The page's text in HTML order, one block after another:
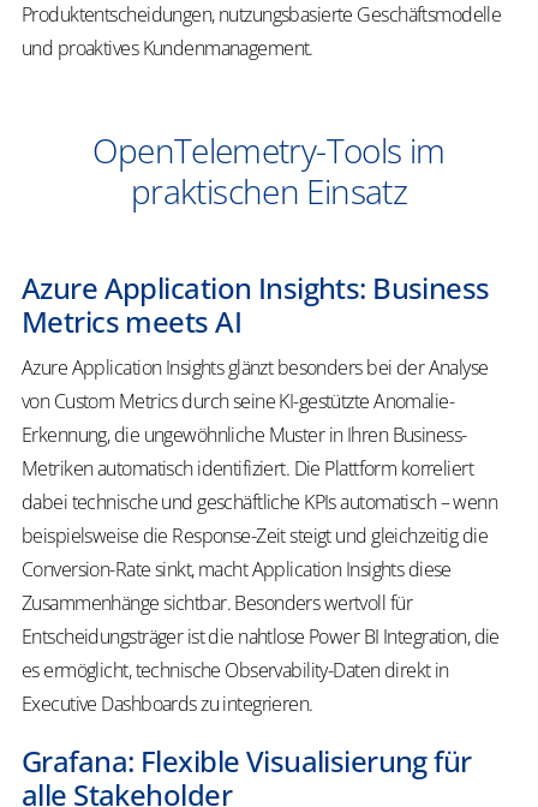
Produktentscheidungen, nutzungsbasierte Geschäftsmodelle
und proaktives Kundenmanagement.
OpenTelemetry-Tools im
praktischen Einsatz
Azure Application Insights: Business
Metrics meets AI
Azure Application Insights glänzt besonders bei der Analyse
von Custom Metrics durch seine KI-gestützte Anomalie-
Erkennung, die ungewöhnliche Muster in Ihren Business-
Metriken automatisch identifiziert. Die Plattform korreliert
dabei technische und geschäftliche KPIs automatisch – wenn
beispielsweise die Response-Zeit steigt und gleichzeitig die
Conversion-Rate sinkt, macht Application Insights diese
Zusammenhänge sichtbar. Besonders wertvoll für
Entscheidungsträger ist die nahtlose Power BI Integration, die
es ermöglicht, technische Observability-Daten direkt in
Executive Dashboards zu integrieren.
Grafana: Flexible Visualisierung für
alle Stakeholder